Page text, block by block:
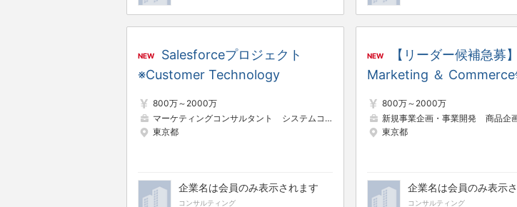
NEW
Salesforceプロジェクト
※Customer Technology
800万～2000万
マーケティングコンサルタント
システムコンサルタント
製品エンジニア（ハードウェア・
東京都
企業名は会員のみ表示されます
コンサルティング
NEW
【リーダー候補急募】
Marketing ＆ Commerce
800万～2000万
新規事業企画・事業開発
商品企
東京都
企業名は会員のみ表示
コンサルティング